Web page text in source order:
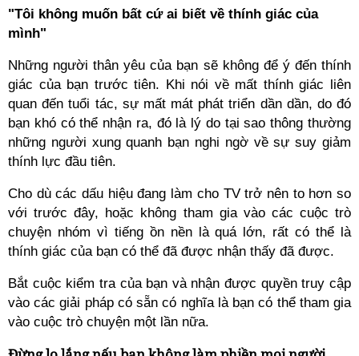
"Tôi không muốn bất cứ ai biết về thính giác của
mình"
Những người thân yêu của bạn sẽ không để ý đến thính
giác của bạn trước tiên. Khi nói về mất thính giác liên
quan đến tuổi tác, sự mất mát phát triển dần dần, do đó
bạn khó có thể nhận ra, đó là lý do tại sao thông thường
những người xung quanh bạn nghi ngờ về sự suy giảm
thính lực đầu tiên.
Cho dù các dấu hiệu đang làm cho TV trở nên to hơn so
với trước đây, hoặc không tham gia vào các cuộc trò
chuyện nhóm vì tiếng ồn nền là quá lớn, rất có thể là
thính giác của bạn có thể đã được nhận thấy đã được.
Bắt cuộc kiểm tra của bạn và nhận được quyền truy cập
vào các giải pháp có sẵn có nghĩa là bạn có thể tham gia
vào cuộc trò chuyện một lần nữa.